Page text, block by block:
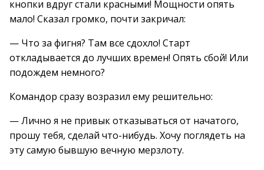
кнопки вдруг стали красными! Мощности опять
мало! Сказал громко, почти закричал:
— Что за фигня? Там все сдохло! Старт
откладывается до лучших времен! Опять сбой! Или
подождем немного?
Командор сразу возразил ему решительно:
— Лично я не привык отказываться от начатого,
прошу тебя, сделай что-нибудь. Хочу поглядеть на
эту самую бывшую вечную мерзлоту.